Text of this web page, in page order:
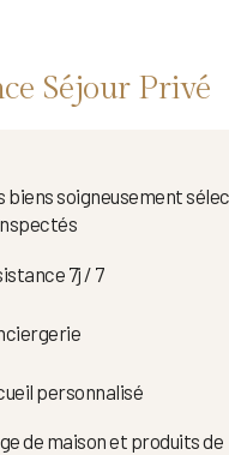
Séjour Privé
biens soigneusement
7j / 7
personnalisé
de maison et produits de